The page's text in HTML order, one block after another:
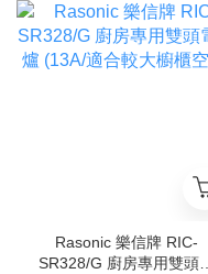
Rasonic 樂信牌 RIC-
SR328/G 廚房專用雙頭電